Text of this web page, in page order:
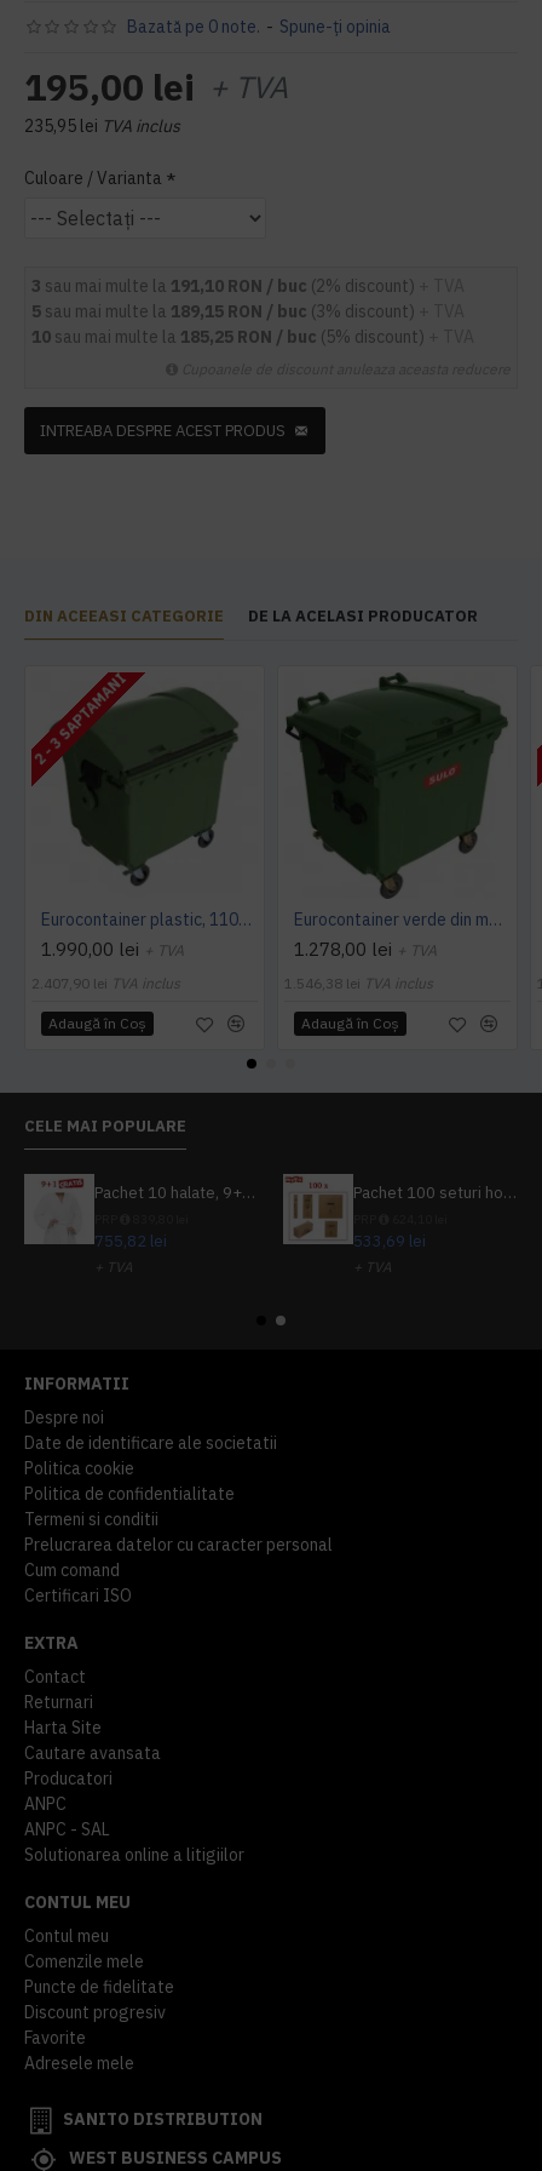
Bazată pe 0 note. - Spune-ţi opinia
195,00 lei + TVA
235,95 lei TVA inclus
Culoare / Varianta
3 sau mai multe la 191,10 RON / buc (2% discount)
5 sau mai multe la 189,15 RON / buc (3% discount)
10 sau mai multe la 185,25 RON / buc (5% discount)
INTREABA DESPRE ACEST PRODUS
DIN ACEEASI CATEGORIE DE LA ACELASI PRODUCATOR
2 - 3 SAPTAMANI
Eurocontainer plastic, 1100 L, verde, capac rotund - Transport Inclus
1.990,00 lei + TVA
2.407,90 lei TVA inclus
Adaugă în Coş
Eurocontainer verde din material plastic, cu capac plat, SULO, 1100 l - Transport Inclus
1.278,00 lei + TVA
1.546,38 lei TVA inclus
Adaugă în Coş
CELE MAI POPULARE
Pachet 10 halate, 9+1 gratuit
755,82 lei
+ TVA
Pachet 100 seturi hoteliere, set dentar, set barbierit, casca de dus, pila unghii, set cusut
533,69 lei
+ TVA
INFORMATII
Despre noi
Date de identificare ale societatii
Politica cookie
Politica de confidentialitate
Termeni si conditii
Prelucrarea datelor cu caracter personal
Cum comand
Certificari ISO
EXTRA
Contact
Returnari
Harta Site
Cautare avansata
Producatori
ANPC
ANPC - SAL
Solutionarea online a litigiilor
CONTUL MEU
Contul meu
Comenzile mele
Puncte de fidelitate
Discount progresiv
Favorite
Adresele mele
SANITO DISTRIBUTION
WEST BUSINESS CAMPUS